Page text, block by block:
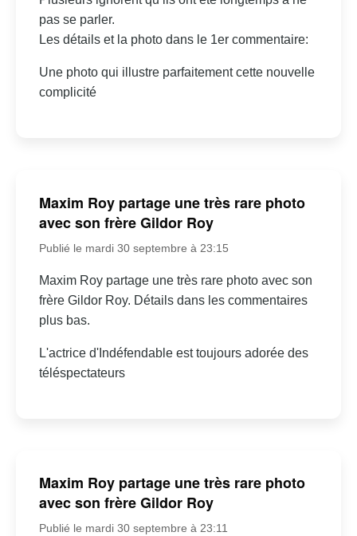
pas se parler.
Les détails et la photo dans le 1er commentaire:
Une photo qui illustre parfaitement cette nouvelle
complicité
Maxim Roy partage une très rare photo
avec son frère Gildor Roy
Publié le mardi 30 septembre à 23:15
Maxim Roy partage une très rare photo avec son
frère Gildor Roy. Détails dans les commentaires
plus bas.
L'actrice d'Indéfendable est toujours adorée des
téléspectateurs
Maxim Roy partage une très rare photo
avec son frère Gildor Roy
Publié le mardi 30 septembre à 23:11